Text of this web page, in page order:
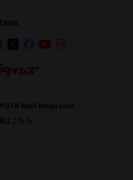
SNS
LINE Facebook
YouTube
Mail Magazine
はこちら